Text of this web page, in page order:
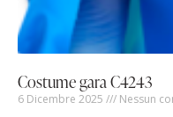
Costume gara C4243
6 Dicembre 2025 Nessun